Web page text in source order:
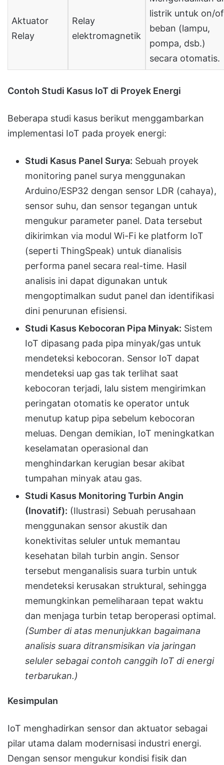
Aktuator
Relay
Relay
elektromagnetik
listrik untuk on/
beban (lampu,
pompa, dsb.)
secara otomatis.
Contoh Studi Kasus IoT di Proyek Energi
Beberapa studi kasus berikut menggambarkan
implementasi IoT pada proyek energi:
Studi Kasus Panel Surya: Sebuah proyek
monitoring panel surya menggunakan
Arduino/ESP32 dengan sensor LDR (cahaya),
sensor suhu, dan sensor tegangan untuk
mengukur parameter panel. Data tersebut
dikirimkan via modul Wi-Fi ke platform IoT
(seperti ThingSpeak) untuk dianalisis
performa panel secara real-time. Hasil
analisis ini dapat digunakan untuk
mengoptimalkan sudut panel dan identifikasi
dini penurunan efisiensi.
Studi Kasus Kebocoran Pipa Minyak: Sistem
IoT dipasang pada pipa minyak/gas untuk
mendeteksi kebocoran. Sensor IoT dapat
mendeteksi uap gas tak terlihat saat
kebocoran terjadi, lalu sistem mengirimkan
peringatan otomatis ke operator untuk
menutup katup pipa sebelum kebocoran
meluas. Dengan demikian, IoT meningkatkan
keselamatan operasional dan
menghindarkan kerugian besar akibat
tumpahan minyak atau gas.
Studi Kasus Monitoring Turbin Angin
(Inovatif): (Ilustrasi) Sebuah perusahaan
menggunakan sensor akustik dan
konektivitas seluler untuk memantau
kesehatan bilah turbin angin. Sensor
tersebut menganalisis suara turbin untuk
mendeteksi kerusakan struktural, sehingga
memungkinkan pemeliharaan tepat waktu
dan menjaga turbin tetap beroperasi optimal.
(Sumber di atas menunjukkan bagaimana
analisis suara ditransmisikan via jaringan
seluler sebagai contoh canggih IoT di energi
terbarukan.)
Kesimpulan
IoT menghadirkan sensor dan aktuator sebagai
pilar utama dalam modernisasi industri energi.
Dengan sensor mengukur kondisi fisik dan